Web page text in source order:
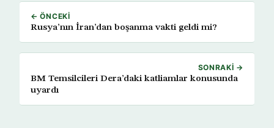
← ÖNCEKI
Rusya’nın İran’dan boşanma vakti geldi mi?
SONRAKI →
BM Temsilcileri Dera’daki katliamlar konusunda
uyardı